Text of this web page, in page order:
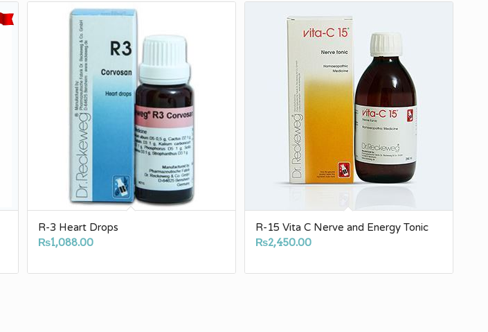
R-3 Heart Drops
₨1,088.00
R-15 Vita C Nerve and Energy Tonic
₨2,450.00